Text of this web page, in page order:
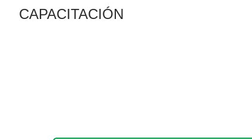
​CAPACI​TACIÓN